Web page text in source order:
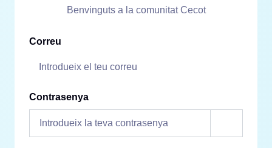
Benvinguts a la comunitat Cecot
Correu
Contrasenya